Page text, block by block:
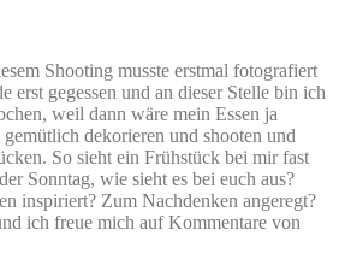
Shooting musste erstmal fotografiert
erst gegessen und an dieser Stelle bin ich
weil dann wäre mein Essen ja
dekorieren und shooten und
So sieht ein Frühstück bei mir fast
Sonntag, wie sieht es bei euch aus?
inspiriert? Zum Nachdenken angeregt?
ich freue mich auf Kommentare von